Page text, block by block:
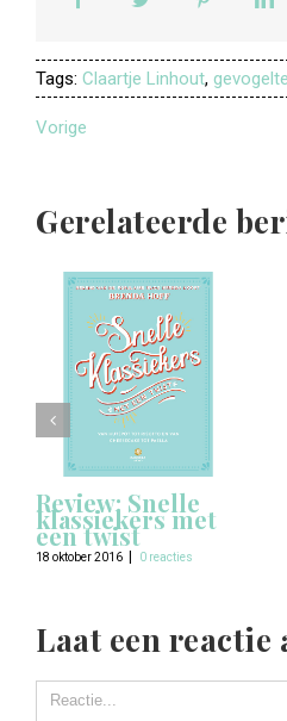
Tags: Claartje Linhout, gevogelte
Vorige
Gerelateerde
Review: Snelle
klassiekers met
een twist
18 oktober 2016 0 reacties
Laat een reactie